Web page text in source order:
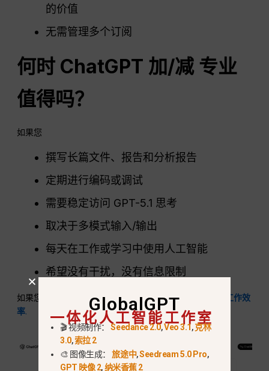
的价值
无需管理多个订阅
何时 ChatGPT 加/减 专业
值得吗？
如果您
撰写长篇文件、报告和分析报告
定期进行编码或调试
需要稳定访问 GPT-5.1 思考
取决于多模式输入/输出
每天在工作或学习中使用人工智能
希望没有干扰，没有信息限制
如果您专业使用人工智能、,
ChatGPTPlus 绝对能提高工作效
率. GlobalGPT
一体化人工智能工作室
🎬 视频制作：Seedance 2.0,Veo 3.1,克林
3.0,索拉 2
🎨 图像生成：旅途中,Seedream 5.0 Pro,
GPT 映像 2,纳米香蕉 2